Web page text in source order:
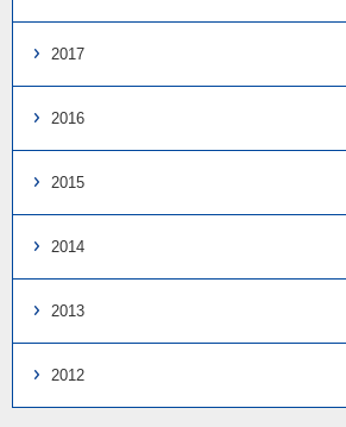
2017
2016
2015
2014
2013
2012